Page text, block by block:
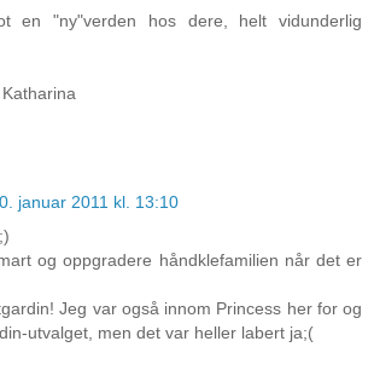
en "ny"verden hos dere, helt vidunderlig
januar 2011 kl. 13:10
og oppgradere håndklefamilien når det er
Jeg var også innom Princess her for og
utvalget, men det var heller labert ja;(